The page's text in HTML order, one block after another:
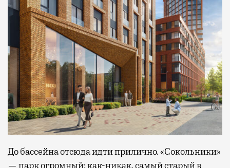
До бассейна отсюда идти прилично. «Сокольники»
— парк огромный: как-никак, самый старый в